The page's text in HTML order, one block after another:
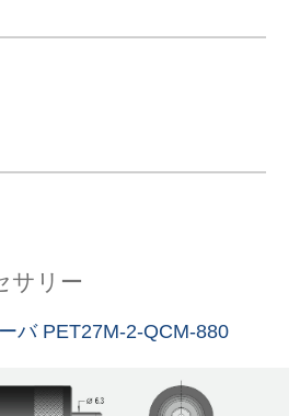
サリー
バ PET27M-2-QCM-880